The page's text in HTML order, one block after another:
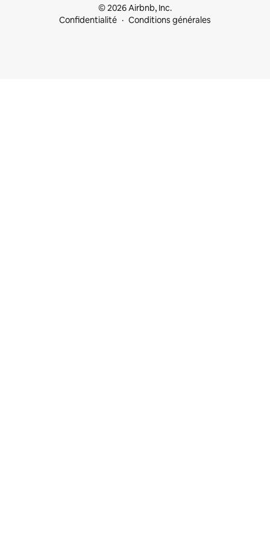
© 2026 Airbnb, Inc.
Confidentialité
Conditions générales